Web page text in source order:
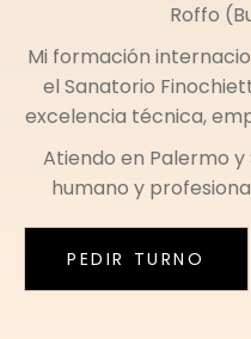
Roffo
Mi formación
el Sanatorio
excelencia técnica,
Atiendo en Palermo y
humano y
PEDIR TURNO